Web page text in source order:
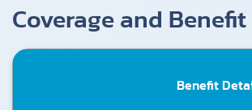
Coverage and Benefit
Benefit